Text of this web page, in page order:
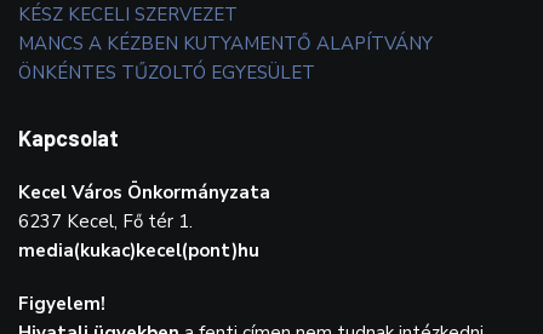
KÉSZ KECELI SZERVEZET
MANCS A KÉZBEN KUTYAMENTŐ ALAPÍTVÁNY
ÖNKÉNTES TŰZOLTÓ EGYESÜLET
Kapcsolat
Kecel Város Önkormányzata
6237 Kecel, Fő tér 1.
media(kukac)kecel(pont)hu
Figyelem!